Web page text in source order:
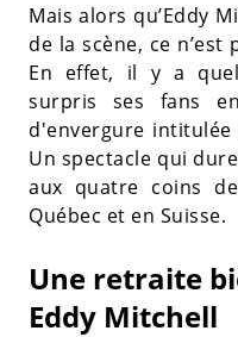
Mais alors qu’Eddy
de la scène, ce n’est
En effet, il y a
surpris ses fans
d'envergure intitulée
Un spectacle qui
aux quatre coins
Québec et en Suisse.
Une retraite
Eddy Mitchell